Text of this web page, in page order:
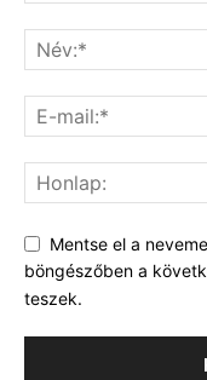
Mentse el a
böngészőben a
teszek.